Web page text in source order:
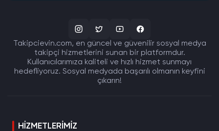
Takipcievin.com, en güncel ve güvenilir sosyal medya
takipçi hizmetlerini sunan bir platformdur.
Kullanıcılarımıza kaliteli ve hızlı hizmet sunmayı
hedefliyoruz. Sosyal medyada başarılı olmanın keyfini
çıkarın!
HIZMETLERIMIZ